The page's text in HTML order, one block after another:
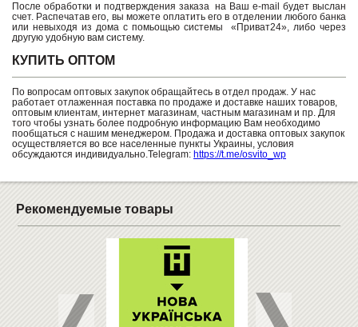
После обработки и подтверждения заказа на Ваш e-mail будет выслан
счет. Распечатав его, вы можете оплатить его в отделении любого банка
или невыходя из дома с помьощью системы «Приват24», либо через
другую удобную вам систему.
КУПИТЬ ОПТОМ
По вопросам оптовых закупок обращайтесь в отдел продаж. У нас
работает отлаженная поставка по продаже и доставке наших товаров,
оптовым клиентам, интернет магазинам, частным магазинам и пр. Для
того чтобы узнать более подробную информацию Вам необходимо
пообщаться с нашим менеджером. Продажа и доставка оптовых закупок
осуществляется во все населенные пункты Украины, условия
обсуждаются индивидуально.Telegram: https://t.me/osvito_wp
Рекомендуемые товары